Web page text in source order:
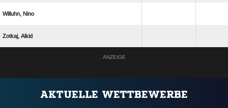
 
 
ANZEIGE
AKTUELLE WETTBEWERBE